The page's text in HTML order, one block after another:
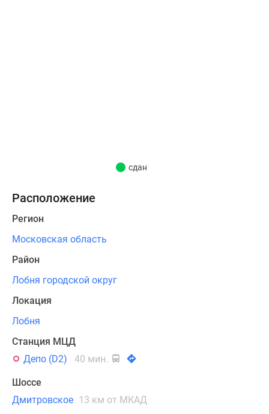
комплекса
в
несколько
очередей.
Жилой
фонд
проекта
представлен
одно-,
двух-,
трех-
и
четырехкомнатными
сдан
Расположение
Регион
Московская область
Район
Лобня городской округ
Локация
Лобня
Станция МЦД
Депо (D2)
40 мин.
Шоссе
Дмитровское 13 км от МКАД